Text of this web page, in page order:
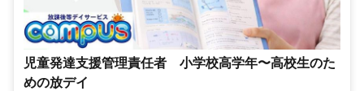
児童発達支援管理責任者 小学校高学年〜高校生のた
めの放デイ